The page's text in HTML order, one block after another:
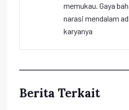
memukau. Gaya
narasi mendalam
karyanya
Berita Terkait